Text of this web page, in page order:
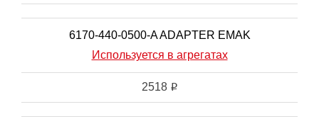
6170-440-0500-A ADAPTER EMAK
Используется в агрегатах
2518 i